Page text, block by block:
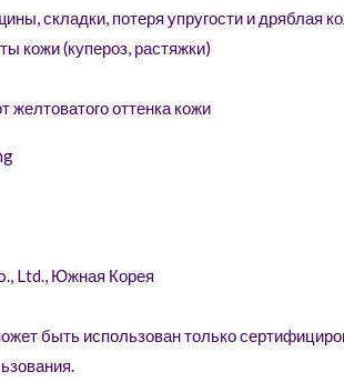
складки, потеря упругости и дряблая
кожи (купероз, растяжки)
желтоватого оттенка кожи
Ltd., Южная Корея
быть использован только